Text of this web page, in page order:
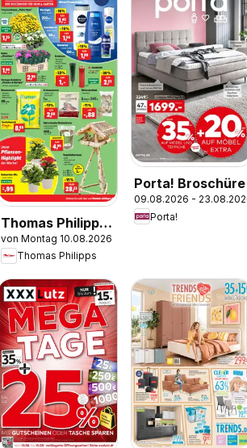
Thomas Philipps
Prospekt
von Montag 10.08.2026
Thomas Philipps
Porta! Broschüre
09.08.2026 -
Porta!